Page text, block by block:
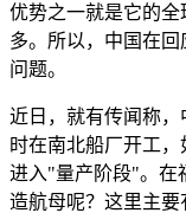
优势之一就是它的全
多。所以，中国在
问题。
近日，就有传闻称，
时在南北船厂开工
进入"量产阶段"。在
造航母呢？这里主要